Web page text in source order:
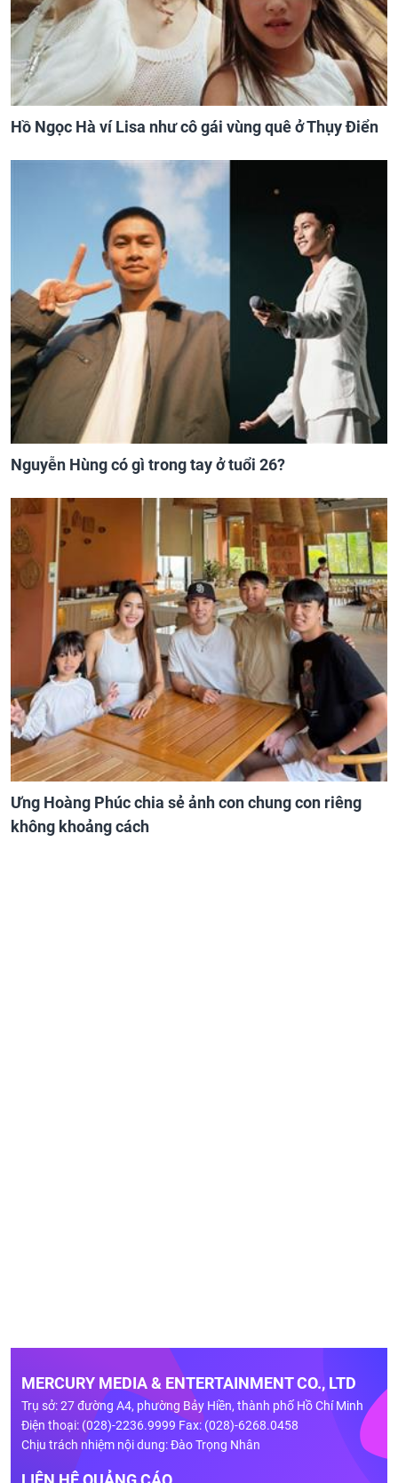
Hồ Ngọc Hà ví Lisa như cô gái vùng quê ở Thụy Điển
Nguyễn Hùng có gì trong tay ở tuổi 26?
Ưng Hoàng Phúc chia sẻ ảnh con chung con riêng
không khoảng cách
MERCURY MEDIA & ENTERTAINMENT CO., LTD
Trụ sở: 27 đường A4, phường Bảy Hiền, thành phố Hồ Chí Minh
Điện thoại: (028)-2236.9999 Fax: (028)-6268.0458
Chịu trách nhiệm nội dung: Đào Trọng Nhân